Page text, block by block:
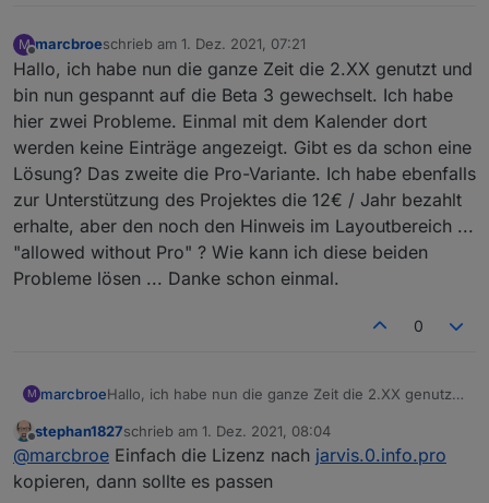
M
Offline
marcbroeschrieb am 1. Dez. 2021, 07:21
zuletzt editiert von
Hallo, ich habe nun die ganze Zeit die 2.XX genutzt und
bin nun gespannt auf die Beta 3 gewechselt. Ich habe
hier zwei Probleme. Einmal mit dem Kalender dort
werden keine Einträge angezeigt. Gibt es da schon eine
Lösung? Das zweite die Pro-Variante. Ich habe ebenfalls
zur Unterstützung des Projektes die 12€ / Jahr bezahlt
erhalte, aber den noch den Hinweis im Layoutbereich ...
"allowed without Pro" ? Wie kann ich diese beiden
Probleme lösen ... Danke schon einmal.
0
M marcbroeHallo, ich habe nun die ganze Zeit die 2.XX genutzt
Ich habe hier zwei Probleme. Einmal mit dem
Kalender dort werden keine Einträge angezeigt. Gibt
es da schon eine Lösung? Das zweite die Pro-
Offline
stephan1827schrieb am 1. Dez. 2021, 08:04
zuletzt editiert von
@marcbroe Einfach die Lizenz nach jarvis.0.info.pro
kopieren, dann sollte es passen